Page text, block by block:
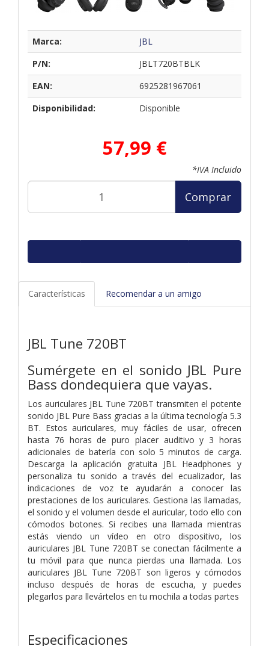
Marca:
JBL
P/N:
JBLT720BTBLK
EAN:
6925281967061
Disponibilidad:
Disponible
57,99 €
*IVA Incluido
Comprar
Características Recomendar a un amigo
JBL Tune 720BT
Sumérgete en el sonido JBL Pure
Bass dondequiera que vayas.
Los auriculares JBL Tune 720BT transmiten el potente
sonido JBL Pure Bass gracias a la última tecnología 5.3
BT. Estos auriculares, muy fáciles de usar, ofrecen
hasta 76 horas de puro placer auditivo y 3 horas
adicionales de batería con solo 5 minutos de carga.
Descarga la aplicación gratuita JBL Headphones y
personaliza tu sonido a través del ecualizador, las
indicaciones de voz te ayudarán a conocer las
prestaciones de los auriculares. Gestiona las llamadas,
el sonido y el volumen desde el auricular, todo ello con
cómodos botones. Si recibes una llamada mientras
estás viendo un vídeo en otro dispositivo, los
auriculares JBL Tune 720BT se conectan fácilmente a
tu móvil para que nunca pierdas una llamada. Los
auriculares JBL Tune 720BT son ligeros y cómodos
incluso después de horas de escucha, y puedes
plegarlos para llevártelos en tu mochila a todas partes
Especificaciones